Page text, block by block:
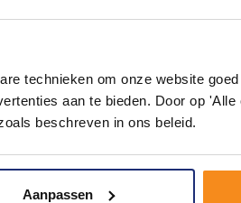
technieken om onze website
aan te bieden. Door op
beschreven in ons beleid.
Aanpassen
met #mijndroombadkamer en
unieke badkamerstijlen. Doe je mee?